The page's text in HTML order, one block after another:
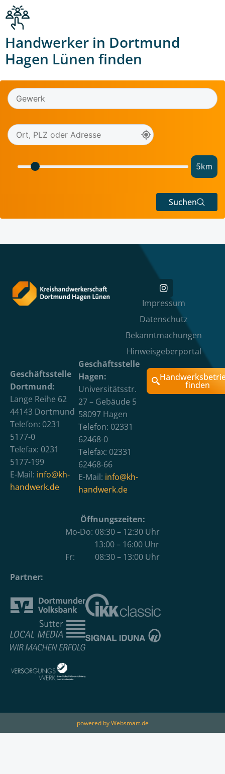
Handwerker in Dortmund
Hagen Lünen finden
5km
Suchen
Impressum
Datenschutz
Bekanntmachungen
Hinweisgeberportal
Geschäftsstelle
Dortmund:
Lange Reihe 62
44143 Dortmund
Telefon: 0231
5177-0
Telefax: 0231
5177-199
E-Mail: info@kh-
handwerk.de
Geschäftsstelle
Hagen:
Universitätsstr.
27 – Gebäude 5
58097 Hagen
Telefon: 02331
62468-0
Telefax: 02331
62468-66
E-Mail: info@kh-
handwerk.de
finden
Öffnungszeiten:
Mo-Do: 08:30 – 12:30 Uhr
13:00 – 16:00 Uhr
Fr: 08:30 – 13:00 Uhr
Partner:
powered by Websmart.de